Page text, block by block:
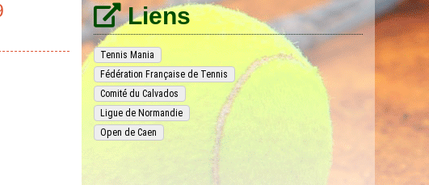
Liens
Tennis Mania
Fédération Française de Tennis
Comité du Calvados
Ligue de Normandie
Open de Caen